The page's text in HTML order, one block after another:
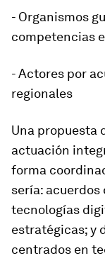
- Organismos
competencias
- Actores por
regionales
Una propuesta
actuación
forma
sería:
tecnologías
estratégicas; y
centrados en